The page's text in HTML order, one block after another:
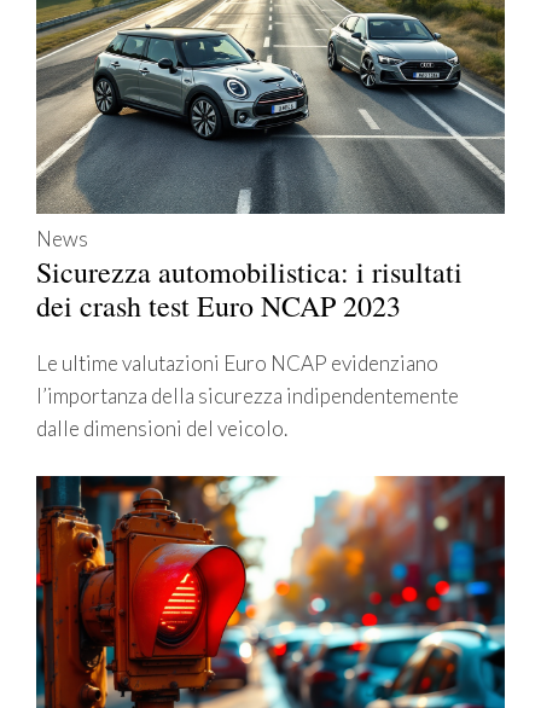
News
Sicurezza automobilistica: i risultati
dei crash test Euro NCAP 2023
Le ultime valutazioni Euro NCAP evidenziano
l’importanza della sicurezza indipendentemente
dalle dimensioni del veicolo.